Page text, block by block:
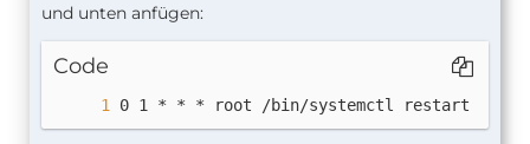
und unten anfügen:
Code
0 1 * * * root /bin/systemctl restart